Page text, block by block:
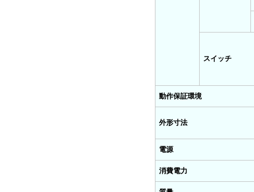
スイッチ
動作保証環境
外形寸法
電源
消費電力